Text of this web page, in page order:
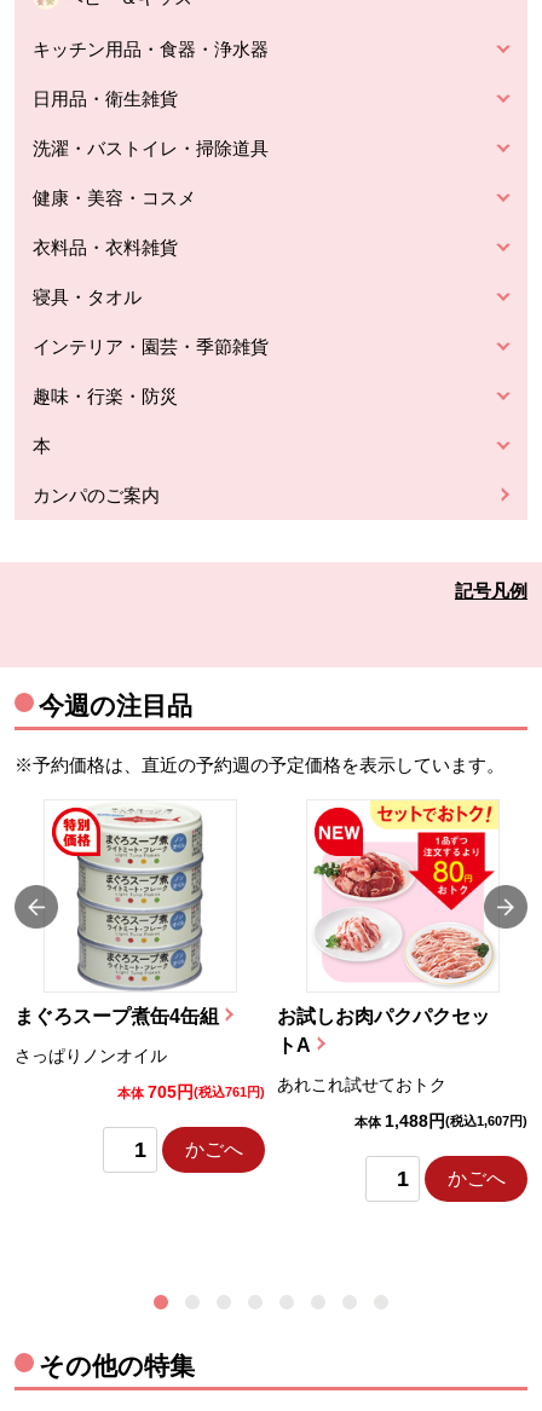
キッチン用品・食器・浄水器
日用品・衛生雑貨
洗濯・バストイレ・掃除道具
健康・美容・コスメ
衣料品・衣料雑貨
寝具・タオル
インテリア・園芸・季節雑貨
趣味・行楽・防災
本
カンパのご案内
記号凡例
今週の注目品
※予約価格は、直近の予約週の予定価格を表示しています。
まぐろスープ煮缶4缶組
さっぱりノンオイル
本体 705円(税込761円)
かごへ
お試しお肉パクパクセッ
トA
あれこれ試せておトク
本体 1,488円(税込1,607円)
かごへ
その他の特集